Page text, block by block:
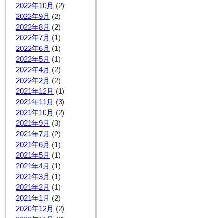
2022年10月 (2)
2022年9月 (2)
2022年8月 (2)
2022年7月 (1)
2022年6月 (1)
2022年5月 (1)
2022年4月 (2)
2022年2月 (2)
2021年12月 (1)
2021年11月 (3)
2021年10月 (2)
2021年9月 (3)
2021年7月 (2)
2021年6月 (1)
2021年5月 (1)
2021年4月 (1)
2021年3月 (1)
2021年2月 (1)
2021年1月 (2)
2020年12月 (2)